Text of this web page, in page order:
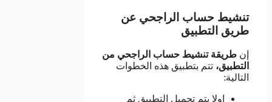
تنشيط حساب الراجحي عن
طريق التطبيق
إن طريقة تنشيط حساب الراجحي من
التطبيق، تتم بتطبيق هذه الخطوات
التالية:
اولا يتم تحميل التطبيق ثم